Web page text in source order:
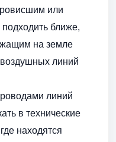
или
ближе,
на земле
линий
линий
в технические
находятся